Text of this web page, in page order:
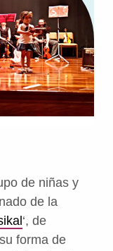
de niñas y
de la
‘, de
forma de